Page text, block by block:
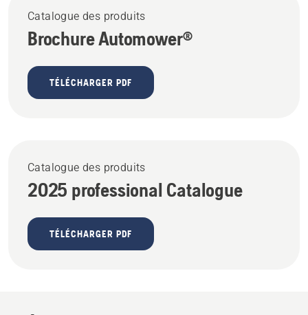
Catalogue des produits
Brochure Automower®
TÉLÉCHARGER PDF
Catalogue des produits
2025 professional Catalogue
TÉLÉCHARGER PDF